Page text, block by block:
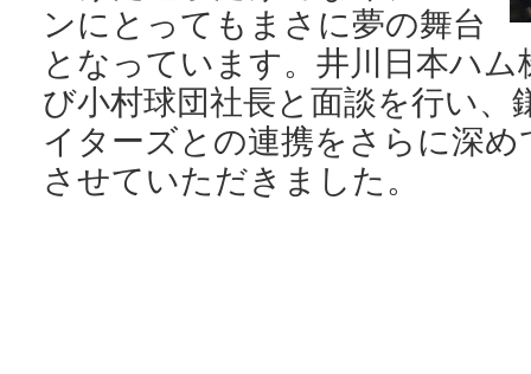
ンにとってもまさに夢の舞台
となっています。井川日本ハ
び小村球団社長と面談を行い、
イターズとの連携をさらに深
させていただきました。